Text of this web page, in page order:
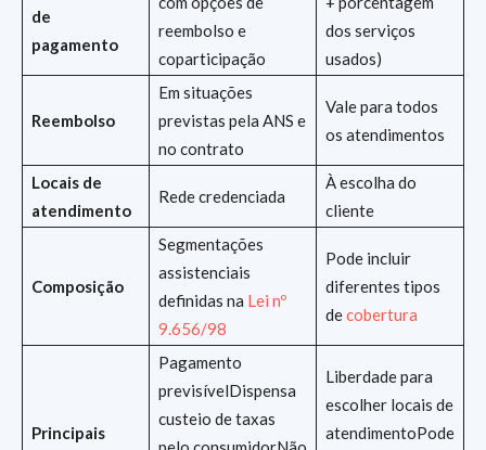
de
pagamento
reembolso e
coparticipação
dos serviços
usados)
Reembolso
Em situações
previstas pela ANS e
no contrato
Vale para todos
os atendimentos
Locais de
atendimento
Rede credenciada
À escolha do
cliente
Composição
Segmentações
assistenciais
definidas na Lei nº
9.656/98
Pode incluir
diferentes tipos
decobertura
Principais
Pagamento
previsívelDispensa
custeio de taxas
Liberdade para
escolher locais de
atendimentoPode